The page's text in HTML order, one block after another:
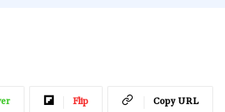
Flip Copy URL